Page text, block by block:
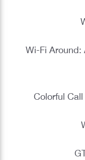
Wi-Fi
Colorful